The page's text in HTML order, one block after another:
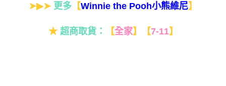
➤▶➤ 更多 【Winnie the Pooh小熊維尼】
★ 超商取貨： 【全家】 【7-11】